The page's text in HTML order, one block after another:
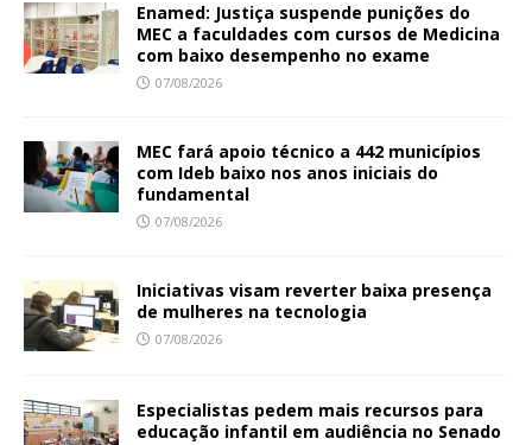
Enamed: Justiça suspende punições do
MEC a faculdades com cursos de Medicina
com baixo desempenho no exame
07/08/2026
MEC fará apoio técnico a 442 municípios
com Ideb baixo nos anos iniciais do
fundamental
07/08/2026
Iniciativas visam reverter baixa presença
de mulheres na tecnologia
07/08/2026
Especialistas pedem mais recursos para
educação infantil em audiência no Senado